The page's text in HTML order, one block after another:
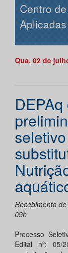
Centro
Aplicadas
Qua, 02 de
Recebimento
09h
Processo
Edital nº: 05/